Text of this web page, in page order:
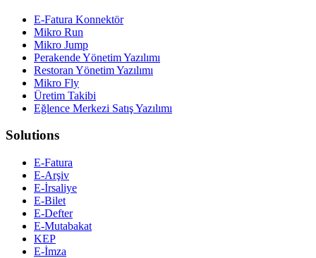
E-Fatura Konnektör
Mikro Run
Mikro Jump
Perakende Yönetim Yazılımı
Restoran Yönetim Yazılımı
Mikro Fly
Üretim Takibi
Eğlence Merkezi Satış Yazılımı
Solutions
E-Fatura
E-Arşiv
E-İrsaliye
E-Bilet
E-Defter
E-Mutabakat
KEP
E-İmza